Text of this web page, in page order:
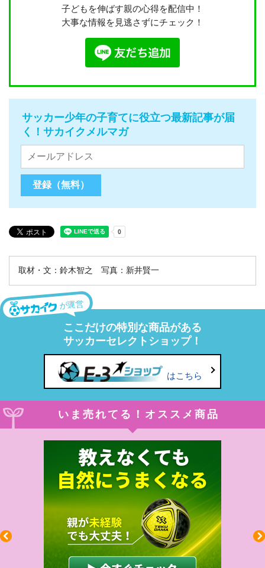
子どもを伸ばす親の心得を配信中！
大事な情報を見逃さずにチェック！
サッカー少年の子育てに役立つ最新記事が届
く！サカイクメルマガ
取材・文：鈴木智之 写真：新井賢一
が運営
ここだけの特別な商品がある
サッカーセレクトショップ！
はこちら
いま売れてる！オススメ商品